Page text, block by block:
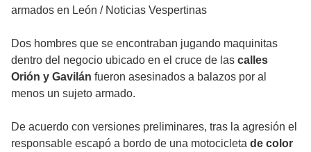
armados en León / Noticias Vespertinas
Dos hombres que se encontraban jugando maquinitas
dentro del negocio ubicado en el cruce de las calles
Orión y Gavilán fueron asesinados a balazos por al
menos un sujeto armado.
De acuerdo con versiones preliminares, tras la agresión el
responsable escapó a bordo de una motocicleta de color